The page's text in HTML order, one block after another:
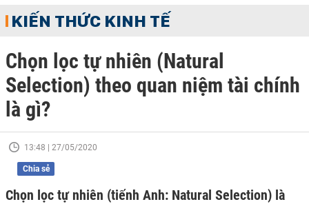
KIẾN THỨC KINH TẾ
Chọn lọc tự nhiên (Natural
Selection) theo quan niệm tài chính
là gì?
13:48 | 27/05/2020
Chia sẻ
Chọn lọc tự nhiên (tiếnh Anh: Natural Selection) là